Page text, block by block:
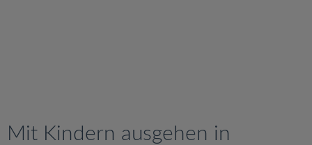
Mit Kindern ausgehen in
n